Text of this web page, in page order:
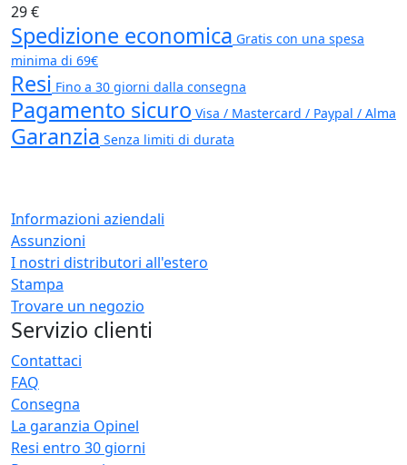
29 €
Spedizione economica Gratis con una spesa
minima di 69€
Resi Fino a 30 giorni dalla consegna
Pagamento sicuro Visa / Mastercard / Paypal / Alma
Garanzia Senza limiti di durata
Informazioni aziendali
Assunzioni
I nostri distributori all'estero
Stampa
Trovare un negozio
Servizio clienti
Contattaci
FAQ
Consegna
La garanzia Opinel
Resi entro 30 giorni